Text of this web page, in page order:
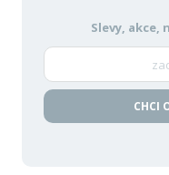
Slevy, akce,
CHCI